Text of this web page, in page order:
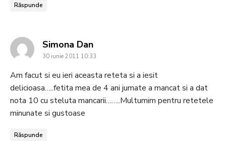
Răspunde
Simona Dansays:
30 iunie 2011 10:33
Am facut si eu ieri aceasta reteta si a iesit
delicioasa…..fetita mea de 4 ani jumate a mancat si a dat
nota 10 cu steluta mancarii……..Multumim pentru retetele
minunate si gustoase
Răspunde